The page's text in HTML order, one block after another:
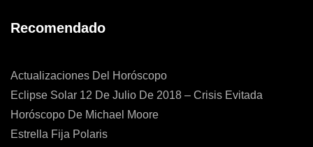
Recomendado
Actualizaciones Del Horóscopo
Eclipse Solar 12 De Julio De 2018 – Crisis Evitada
Horóscopo De Michael Moore
Estrella Fija Polaris